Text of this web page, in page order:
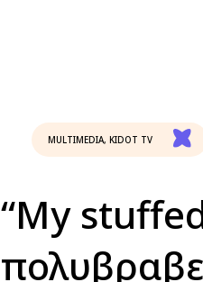
MULTIMEDIA, KIDOT TV
“My